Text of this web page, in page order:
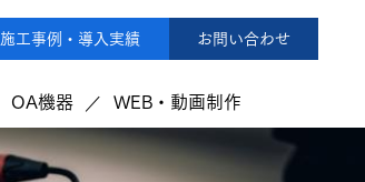
施工事例・導入実績 お問い合わせ
OA機器 WEB・動画制作